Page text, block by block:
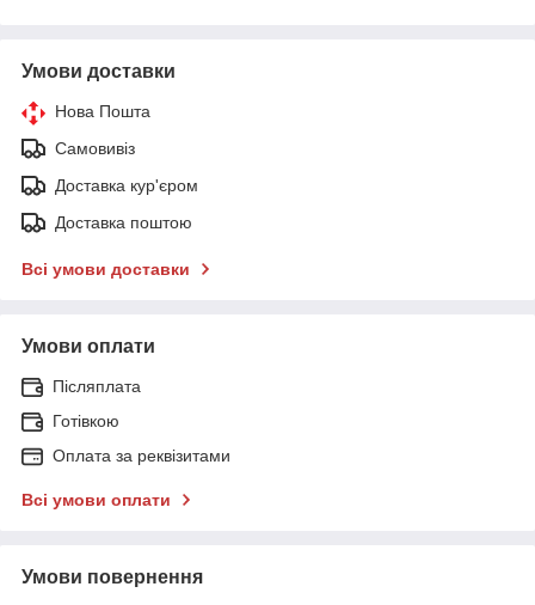
Умови доставки
Нова Пошта
Самовивіз
Доставка кур'єром
Доставка поштою
Всі умови доставки
Умови оплати
Післяплата
Готівкою
Оплата за реквізитами
Всі умови оплати
Умови повернення